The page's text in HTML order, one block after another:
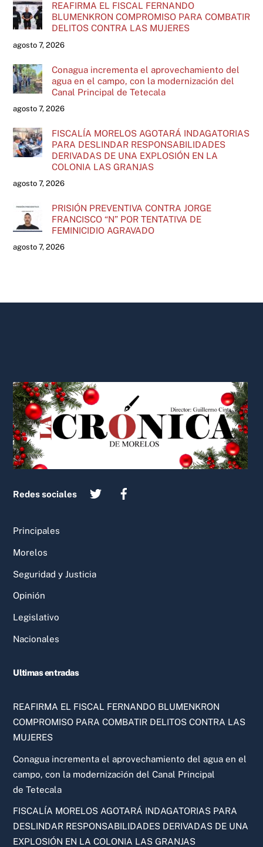
REAFIRMA EL FISCAL FERNANDO
BLUMENKRON COMPROMISO PARA COMBATIR
DELITOS CONTRA LAS MUJERES
agosto 7, 2026
Conagua incrementa el aprovechamiento del
agua en el campo, con la modernización del
Canal Principal de Tetecala
agosto 7, 2026
FISCALÍA MORELOS AGOTARÁ INDAGATORIAS
PARA DESLINDAR RESPONSABILIDADES
DERIVADAS DE UNA EXPLOSIÓN EN LA
COLONIA LAS GRANJAS
agosto 7, 2026
PRISIÓN PREVENTIVA CONTRA JORGE
FRANCISCO “N” POR TENTATIVA DE
FEMINICIDIO AGRAVADO
agosto 7, 2026
To
Top
Redes sociales
Principales
Morelos
Seguridad y Justicia
Opinión
Legislativo
Nacionales
Ultimas entradas
REAFIRMA EL FISCAL FERNANDO BLUMENKRON
COMPROMISO PARA COMBATIR DELITOS CONTRA LAS
MUJERES
Conagua incrementa el aprovechamiento del agua en el
campo, con la modernización del Canal Principal
de Tetecala
FISCALÍA MORELOS AGOTARÁ INDAGATORIAS PARA
DESLINDAR RESPONSABILIDADES DERIVADAS DE UNA
EXPLOSIÓN EN LA COLONIA LAS GRANJAS